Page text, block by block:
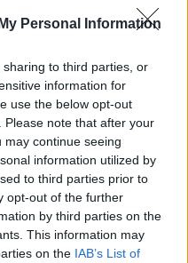
Personal Information
to third parties, or
information for
use the below opt-out
note that after your
continue seeing
information utilized by
to third parties prior to
opt-out of the further
by third parties on the
This information may
on the IAB’s List of
a szúnyoginvázió